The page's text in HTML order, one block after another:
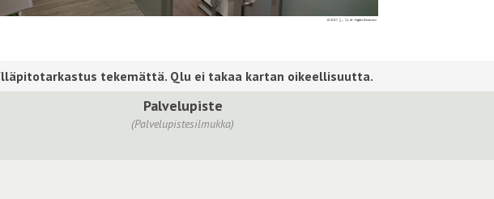
Palvelupiste
(Palvelupistesilmukka)